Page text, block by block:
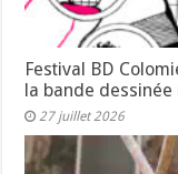
Festival BD
la bande
27 juillet 2026